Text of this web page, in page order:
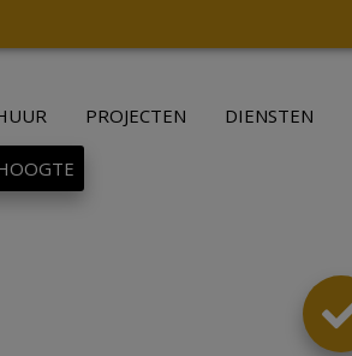
PROJECTEN DIENSTEN